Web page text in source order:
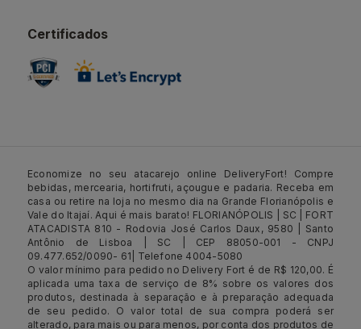
Certificados
Economize no seu atacarejo online DeliveryFort! Compre
bebidas, mercearia, hortifruti, açougue e padaria. Receba em
casa ou retire na loja no mesmo dia na Grande Florianópolis e
Vale do Itajaí. Aqui é mais barato! FLORIANÓPOLIS | SC | FORT
ATACADISTA 810 - Rodovia José Carlos Daux, 9580 | Santo
Antônio de Lisboa | SC | CEP 88050-001 - CNPJ
09.477.652/0090- 61| Telefone 4004-5080
O valor mínimo para pedido no Delivery Fort é de R$ 120,00. É
aplicada uma taxa de serviço de 8% sobre os valores dos
produtos, destinada à separação e à preparação adequada
de seu pedido. O valor total de sua compra poderá ser
alterado, para mais ou para menos, por conta dos produtos de